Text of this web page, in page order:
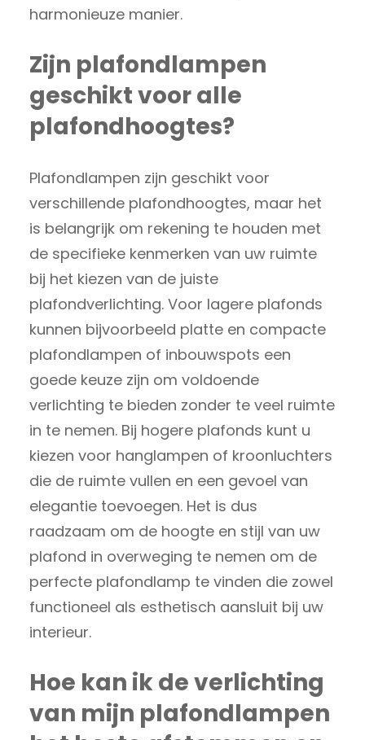
harmonieuze manier.
Zijn plafondlampen
geschikt voor alle
plafondhoogtes?
Plafondlampen zijn geschikt voor
verschillende plafondhoogtes, maar het
is belangrijk om rekening te houden met
de specifieke kenmerken van uw ruimte
bij het kiezen van de juiste
plafondverlichting. Voor lagere plafonds
kunnen bijvoorbeeld platte en compacte
plafondlampen of inbouwspots een
goede keuze zijn om voldoende
verlichting te bieden zonder te veel ruimte
in te nemen. Bij hogere plafonds kunt u
kiezen voor hanglampen of kroonluchters
die de ruimte vullen en een gevoel van
elegantie toevoegen. Het is dus
raadzaam om de hoogte en stijl van uw
plafond in overweging te nemen om de
perfecte plafondlamp te vinden die zowel
functioneel als esthetisch aansluit bij uw
interieur.
Hoe kan ik de verlichting
van mijn plafondlampen